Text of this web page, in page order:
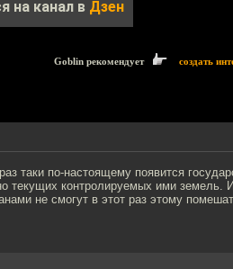
на канал в Дзен
Goblin рекомендует создать
таки по-настоящему появится
текущих контролируемых ими земель.
не смогут в этот раз этому